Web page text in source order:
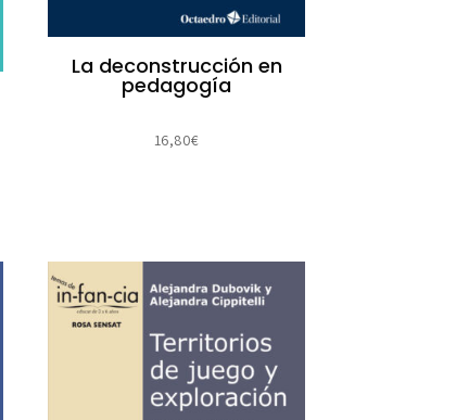
La deconstrucción en
pedagogía
16,80€